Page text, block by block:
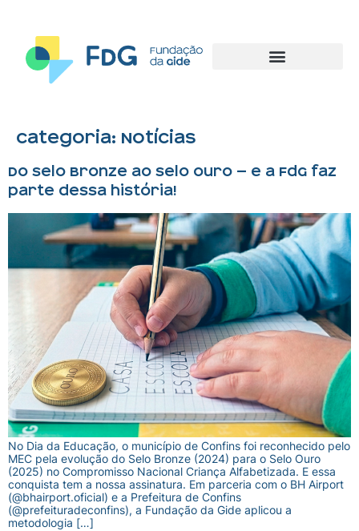
Categoria: Notícias
Do Selo Bronze ao Selo Ouro — e a FdG faz
parte dessa história!
No Dia da Educação, o município de Confins foi reconhecido pelo
MEC pela evolução do Selo Bronze (2024) para o Selo Ouro
(2025) no Compromisso Nacional Criança Alfabetizada. E essa
conquista tem a nossa assinatura. Em parceria com o BH Airport
(@bhairport.oficial) e a Prefeitura de Confins
(@prefeituradeconfins), a Fundação da Gide aplicou a
metodologia […]